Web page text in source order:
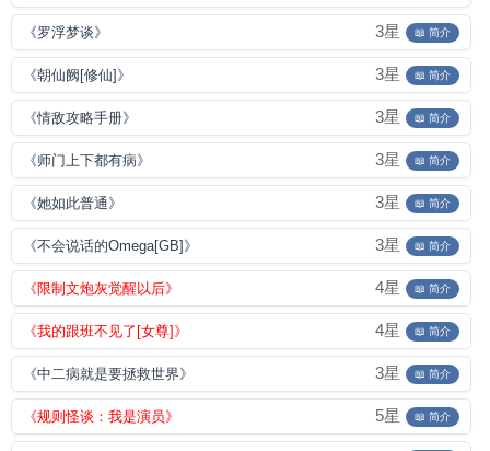
《罗浮梦谈》 3星 📖 简介
《朝仙阙[修仙]》 3星 📖 简介
《情敌攻略手册》 3星 📖 简介
《师门上下都有病》 3星 📖 简介
《她如此普通》 3星 📖 简介
《不会说话的Omega[GB]》 3星 📖 简介
《限制文炮灰觉醒以后》 4星 📖 简介
《我的跟班不见了[女尊]》 4星 📖 简介
《中二病就是要拯救世界》 3星 📖 简介
《规则怪谈：我是演员》 5星 📖 简介